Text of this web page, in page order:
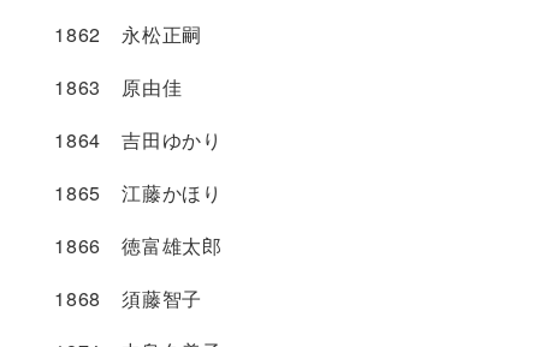
1862 永松正嗣
1863 原由佳
1864 吉田ゆかり
1865 江藤かほり
1866 徳富雄太郎
1868 須藤智子